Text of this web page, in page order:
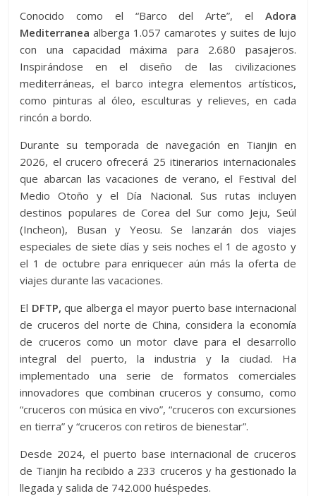
Conocido como el “Barco del Arte”, el Adora
Mediterranea alberga 1.057 camarotes y suites de lujo
con una capacidad máxima para 2.680 pasajeros.
Inspirándose en el diseño de las civilizaciones
mediterráneas, el barco integra elementos artísticos,
como pinturas al óleo, esculturas y relieves, en cada
rincón a bordo.
Durante su temporada de navegación en Tianjin en
2026, el crucero ofrecerá 25 itinerarios internacionales
que abarcan las vacaciones de verano, el Festival del
Medio Otoño y el Día Nacional. Sus rutas incluyen
destinos populares de Corea del Sur como Jeju, Seúl
(Incheon), Busan y Yeosu. Se lanzarán dos viajes
especiales de siete días y seis noches el 1 de agosto y
el 1 de octubre para enriquecer aún más la oferta de
viajes durante las vacaciones.
El DFTP, que alberga el mayor puerto base internacional
de cruceros del norte de China, considera la economía
de cruceros como un motor clave para el desarrollo
integral del puerto, la industria y la ciudad. Ha
implementado una serie de formatos comerciales
innovadores que combinan cruceros y consumo, como
“cruceros con música en vivo”, “cruceros con excursiones
en tierra” y “cruceros con retiros de bienestar”.
Desde 2024, el puerto base internacional de cruceros
de Tianjin ha recibido a 233 cruceros y ha gestionado la
llegada y salida de 742.000 huéspedes.